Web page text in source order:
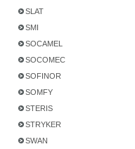
SLAT
SMI
SOCAMEL
SOCOMEC
SOFINOR
SOMFY
STERIS
STRYKER
SWAN